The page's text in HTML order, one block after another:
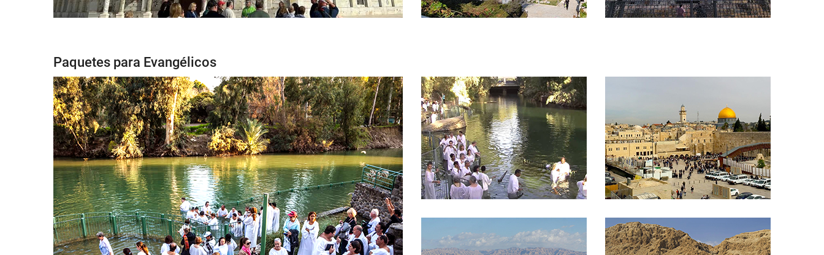
Paquetes para Evangélicos